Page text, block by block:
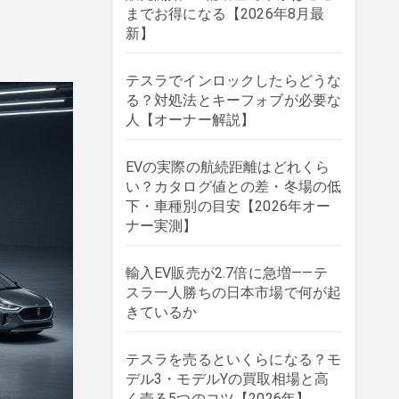
までお得になる【2026年8月最
新】
テスラでインロックしたらどうな
る？対処法とキーフォブが必要な
人【オーナー解説】
EVの実際の航続距離はどれくら
い？カタログ値との差・冬場の低
下・車種別の目安【2026年オー
ナー実測】
輸入EV販売が2.7倍に急増——テ
スラ一人勝ちの日本市場で何が起
きているか
テスラを売るといくらになる？モ
デル3・モデルYの買取相場と高